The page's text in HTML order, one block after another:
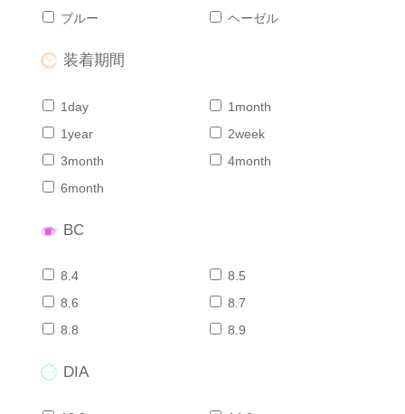
ブルー
ヘーゼル
装着期間
1day
1month
1year
2week
3month
4month
6month
BC
8.4
8.5
8.6
8.7
8.8
8.9
DIA